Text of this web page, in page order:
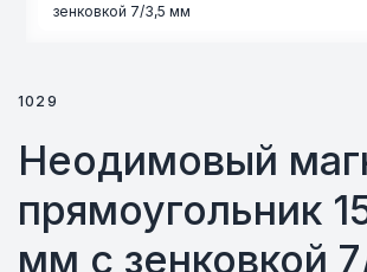
зенковкой 7/3,5 мм
1029
Неодимовый
прямоугольник
мм с зенковкой